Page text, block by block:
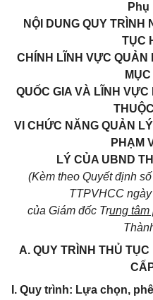
Phụ
NỘI DUNG QUY TRÌNH
TỤC
CHÍNH LĨNH VỰC QUẢN
QUỐC GIA VÀ LĨNH VỰC
VI CHỨC NĂNG QUẢN
PHẠM
LÝ CỦA UBND
(Kèm theo
TTPVHCC
của Giám đốc Trung tâm
A. QUY TRÌNH THỦ
I. Quy trình: Lựa chọn,